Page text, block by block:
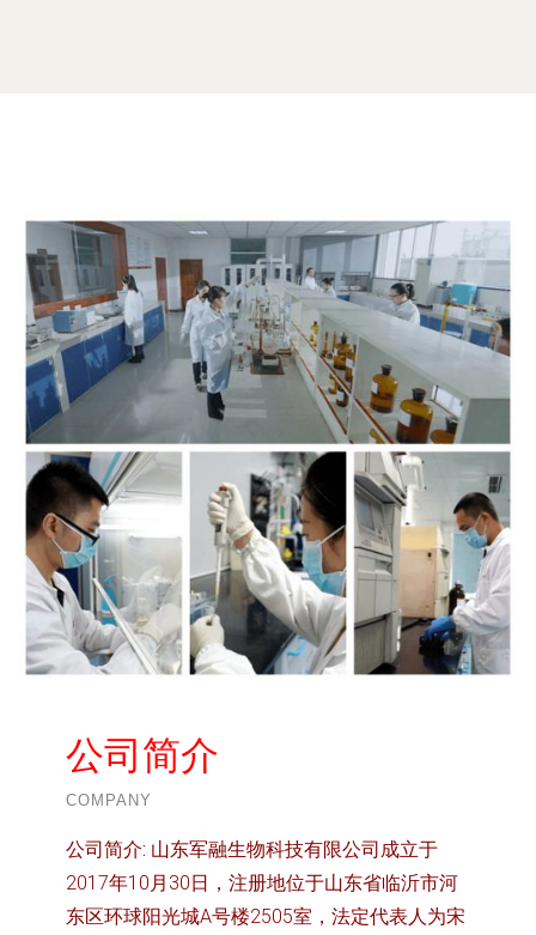
公司简介
COMPANY
公司简介: 山东军融生物科技有限公司成立于
2017年10月30日，注册地位于山东省临沂市河
东区环球阳光城A号楼2505室，法定代表人为宋